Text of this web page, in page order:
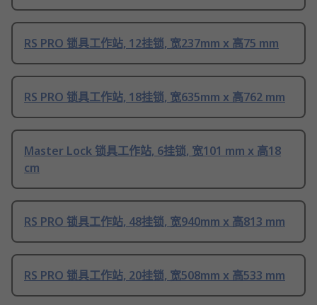
RS PRO 锁具工作站, 12挂锁, 宽237mm x 高75 mm
RS PRO 锁具工作站, 18挂锁, 宽635mm x 高762 mm
Master Lock 锁具工作站, 6挂锁, 宽101 mm x 高18
cm
RS PRO 锁具工作站, 48挂锁, 宽940mm x 高813 mm
RS PRO 锁具工作站, 20挂锁, 宽508mm x 高533 mm